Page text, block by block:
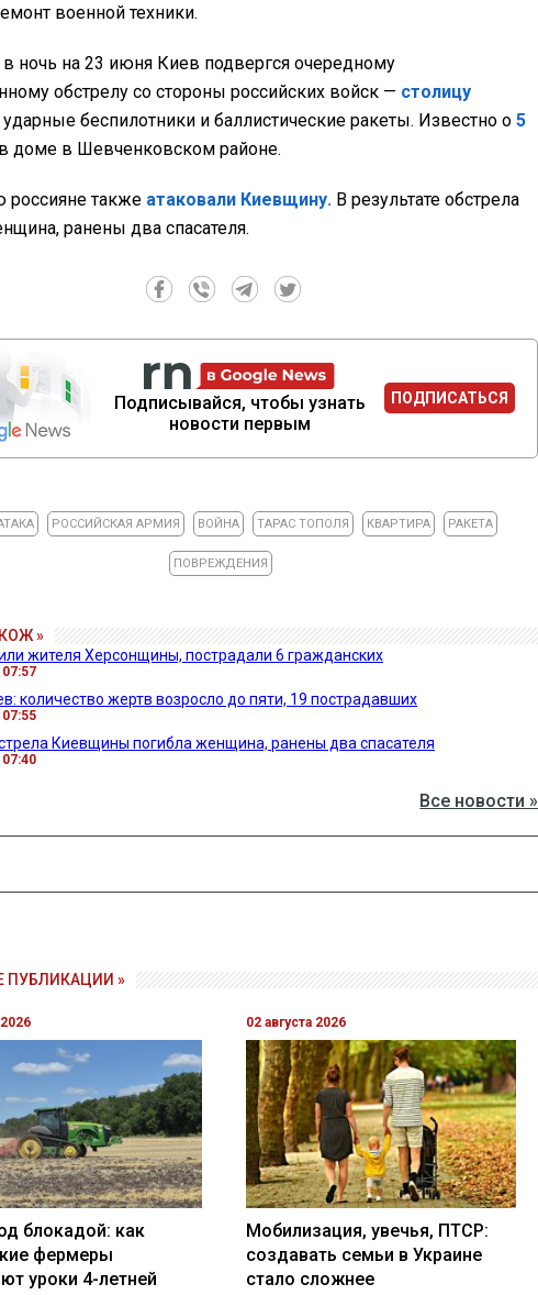
военной техники.
ночь на 23 июня Киев подвергся очередному
обстрелу со стороны российских войск — столицу
ударные беспилотники и баллистические ракеты. Известно о 5
в доме в Шевченковском районе.
россияне также атаковали Киевщину. В результате обстрела
ранены два спасателя.
Подписывайся, чтобы узнать
новости первым
ПОДПИСАТЬСЯ
РОССИЙСКАЯ АРМИЯ ВОЙНА ТАРАС ТОПОЛЯ КВАРТИРА РАКЕТА
ПОВРЕЖДЕНИЯ
»
жителя Херсонщины, пострадали 6 гражданских
количество жертв возросло до пяти, 19 пострадавших
Киевщины погибла женщина, ранены два спасателя
Все новости »
ПУБЛИКАЦИИ »
блокадой: как
фермеры
уроки 4-летней
02 августа 2026
Мобилизация, увечья, ПТСР:
создавать семьи в Украине
стало сложнее